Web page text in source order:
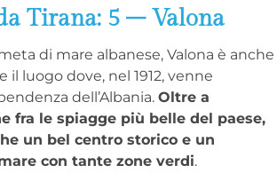
Tirana: 5 – Valona
di mare albanese, Valona è anche
il luogo dove, nel 1912, venne
dell’Albania. Oltre a
fra le spiagge più belle del paese,
un bel centro storico e un
con tante zone verdi.